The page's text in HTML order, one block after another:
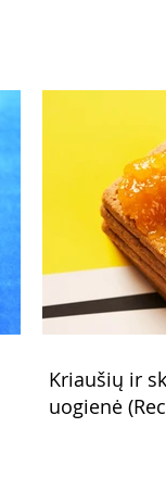
Kriaušių ir
uogienė